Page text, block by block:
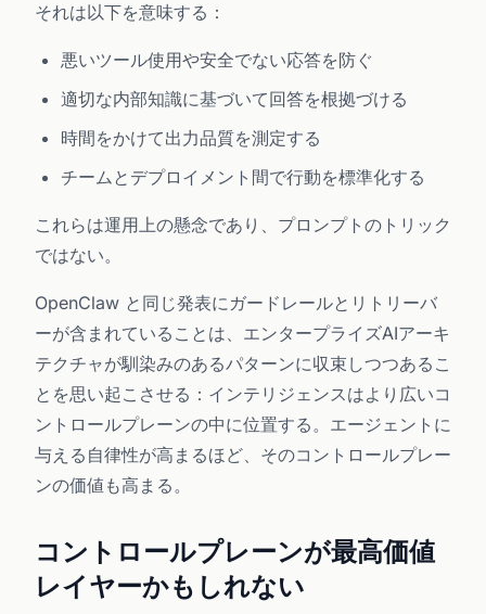
それは以下を意味する：
悪いツール使用や安全でない応答を防ぐ
適切な内部知識に基づいて回答を根拠づける
時間をかけて出力品質を測定する
チームとデプロイメント間で行動を標準化する
これらは運用上の懸念であり、プロンプトのトリック
ではない。
OpenClaw と同じ発表にガードレールとリトリーバ
ーが含まれていることは、エンタープライズAIアーキ
テクチャが馴染みのあるパターンに収束しつつあるこ
とを思い起こさせる：インテリジェンスはより広いコ
ントロールプレーンの中に位置する。エージェントに
与える自律性が高まるほど、そのコントロールプレー
ンの価値も高まる。
コントロールプレーンが最高価値
レイヤーかもしれない